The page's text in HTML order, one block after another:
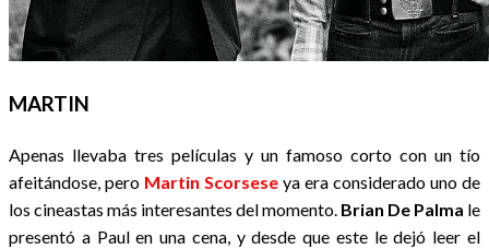
MARTIN
Apenas llevaba tres películas y un famoso corto con un tío
afeitándose, pero Martin Scorsese ya era considerado uno de
los cineastas más interesantes del momento. Brian De Palma le
presentó a Paul en una cena, y desde que este le dejó leer el